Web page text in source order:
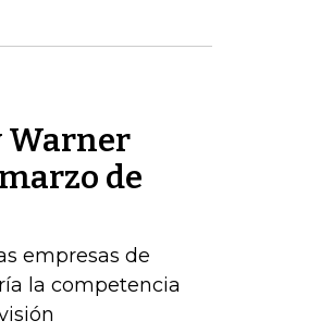
Warner
de
empresas de
la competencia